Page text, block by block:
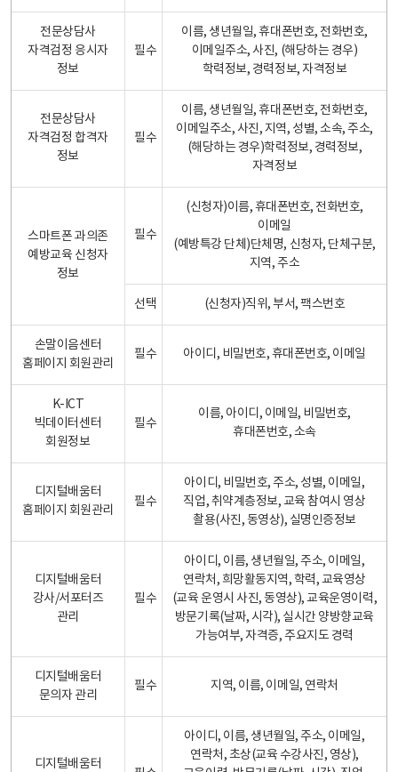
전문상담사
자격검정 응시자
정보
필수
이름, 생년월일, 휴대폰번호, 전화번호,
이메일주소, 사진, (해당하는 경우)
학력정보, 경력정보, 자격정보
전문상담사
자격검정 합격자
정보
필수
이름, 생년월일, 휴대폰번호, 전화번호,
이메일주소, 사진, 지역, 성별, 소속, 주소,
(해당하는 경우)학력정보, 경력정보,
자격정보
스마트폰 과의존
예방교육 신청자
정보
필수
(신청자)이름, 휴대폰번호, 전화번호,
이메일
(예방특강 단체)단체명, 신청자, 단체구분,
지역, 주소
선택 (신청자)직위, 부서, 팩스번호
손말이음센터
홈페이지 회원관리
필수 아이디, 비밀번호, 휴대폰번호, 이메일
K-ICT
빅데이터센터
회원정보
필수
이름, 아이디, 이메일, 비밀번호,
휴대폰번호, 소속
디지털배움터
홈페이지 회원관리
필수
아이디, 비밀번호, 주소, 성별, 이메일,
직업, 취약계층정보, 교육 참여시 영상
촬용(사진, 동영상), 실명인증정보
디지털배움터
강사/서포터즈
관리
필수
아이디, 이름, 생년월일, 주소, 이메일,
연락처, 희망활동지역, 학력, 교육영상
(교육 운영시 사진, 동영상), 교육운영이력,
방문기록(날짜, 시각), 실시간 양방향교육
가능여부, 자격증, 주요지도 경력
디지털배움터
문의자 관리
필수 지역, 이름, 이메일, 연락처
디지털배움터
아이디, 이름, 생년월일, 주소, 이메일,
연락처, 초상(교육 수강사진, 영상),